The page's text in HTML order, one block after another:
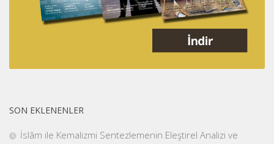
SON EKLENENLER
İslâm ile Kemalizmi Sentezlemenin Eleştirel Analizi ve